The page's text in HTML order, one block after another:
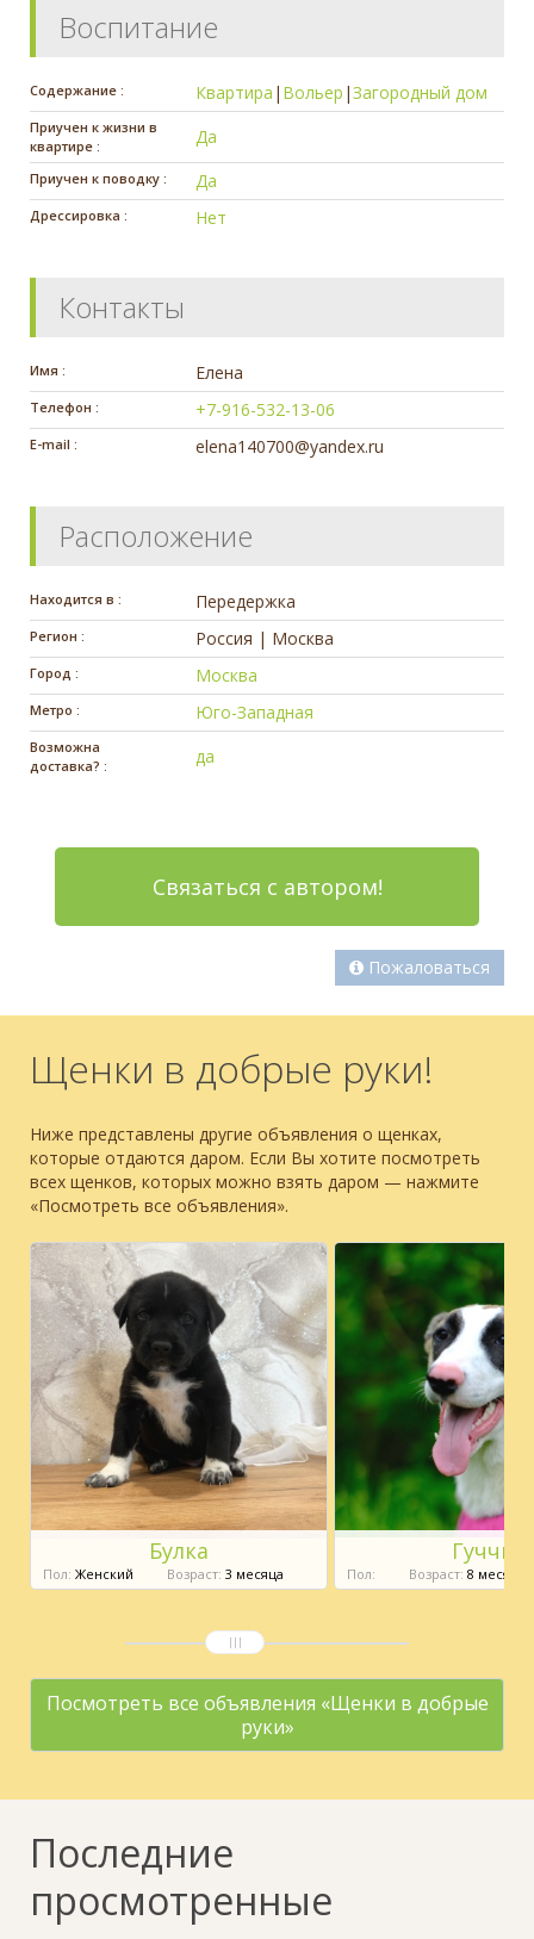
Воспитание
Содержание : Квартира | Вольер |Загородный дом
Приучен к жизни в
квартире :
Да
Приучен к поводку : Да
Дрессировка : Нет
Контакты
Имя : Елена
Телефон : +7-916-532-13-06
E-mail : elena140700@yandex.ru
Расположение
Находится в : Передержка
Регион : Россия | Москва
Город : Москва
Метро : Юго-Западная
Возможна
доставка? :
да
Связаться с автором!
Пожаловаться
Щенки в добрые руки!
Ниже представлены другие объявления о щенках,
которые отдаются даром. Если Вы хотите посмотреть
всех щенков, которых можно взять даром — нажмите
«Посмотреть все объявления».
Булка
Пол: Женский Возраст: 3 месяца
Гуччи
Пол: Возраст: 8 месяцев
Посмотреть все объявления «Щенки в добрые
руки»
Последние
просмотренные